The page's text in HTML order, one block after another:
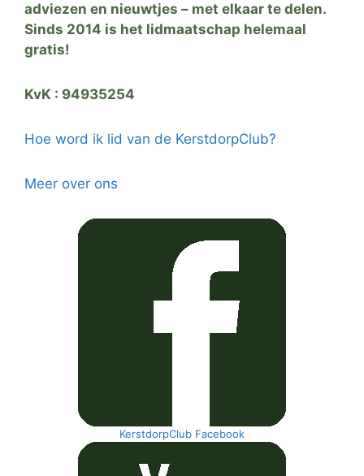
adviezen en nieuwtjes – met elkaar te delen.
Sinds 2014 is het lidmaatschap helemaal
gratis!
KvK : 94935254
Hoe word ik lid van de KerstdorpClub?
Meer over ons
KerstdorpClub Facebook